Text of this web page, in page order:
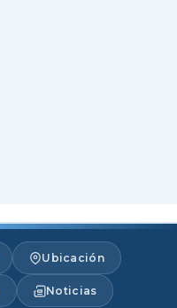
Ubicación
Noticias